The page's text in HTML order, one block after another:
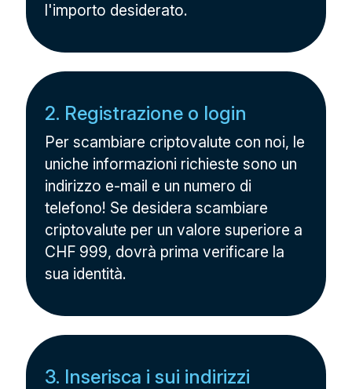
l'importo desiderato.
2. Registrazione o login
Per scambiare criptovalute con noi, le
uniche informazioni richieste sono un
indirizzo e-mail e un numero di
telefono! Se desidera scambiare
criptovalute per un valore superiore a
CHF 999, dovrà prima verificare la
sua identità.
3. Inserisca i sui indirizzi